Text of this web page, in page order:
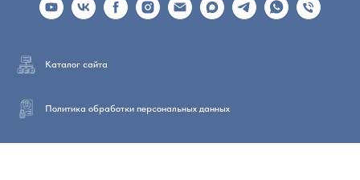
Каталог сайта
Политика обработки персональных данных